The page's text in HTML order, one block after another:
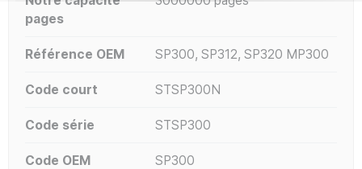
pages
Référence OEM SP300, SP312, SP320 MP300
Code court STSP300N
Code série STSP300
Code OEM
SP300